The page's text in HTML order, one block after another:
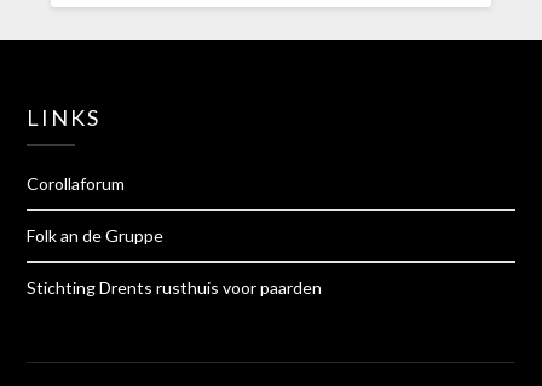
LINKS
Corollaforum
Folk an de Gruppe
Stichting Drents rusthuis voor paarden